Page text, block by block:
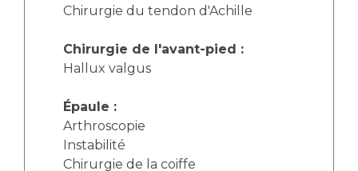
Chirurgie du tendon d'Achille
Chirurgie de l'avant-pied :
Hallux valgus
Épaule :
Arthroscopie
Instabilité
Chirurgie de la coiffe